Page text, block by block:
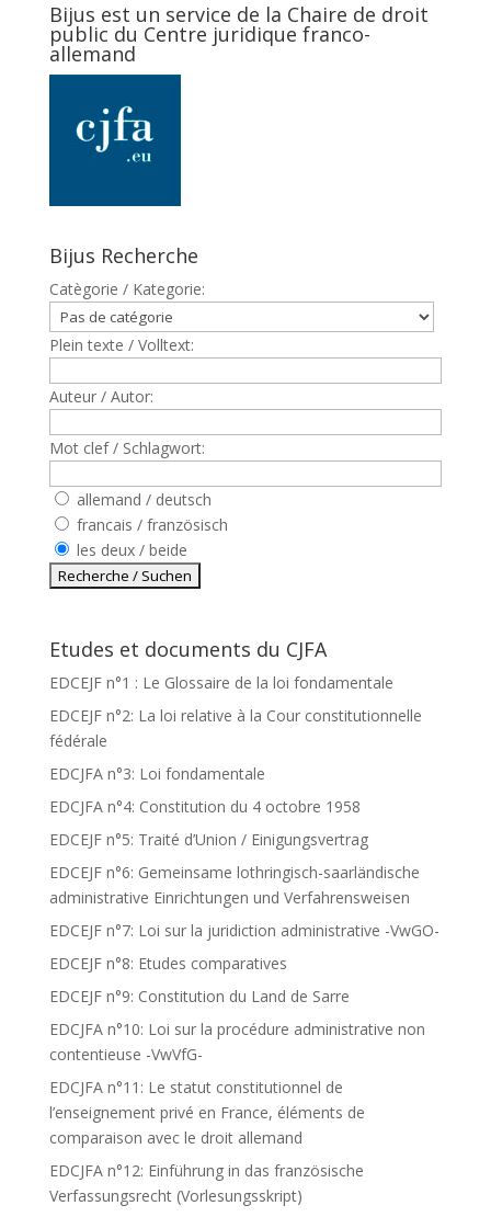
Bijus est un service de la Chaire de droit
public du Centre juridique franco-
allemand
Bijus Recherche
Catègorie / Kategorie:
Plein texte / Volltext:
Auteur / Autor:
Mot clef / Schlagwort:
allemand / deutsch
francais / französisch
les deux / beide
Etudes et documents du CJFA
EDCEJF n°1 : Le Glossaire de la loi fondamentale
EDCEJF n°2: La loi relative à la Cour constitutionnelle
fédérale
EDCJFA n°3: Loi fondamentale
EDCJFA n°4: Constitution du 4 octobre 1958
EDCEJF n°5: Traité d’Union / Einigungsvertrag
EDCEJF n°6: Gemeinsame lothringisch-saarländische
administrative Einrichtungen und Verfahrensweisen
EDCEJF n°7: Loi sur la juridiction administrative -VwGO-
EDCEJF n°8: Etudes comparatives
EDCEJF n°9: Constitution du Land de Sarre
EDCJFA n°10: Loi sur la procédure administrative non
contentieuse -VwVfG-
EDCJFA n°11: Le statut constitutionnel de
l’enseignement privé en France, éléments de
comparaison avec le droit allemand
EDCJFA n°12: Einführung in das französische
Verfassungsrecht (Vorlesungsskript)